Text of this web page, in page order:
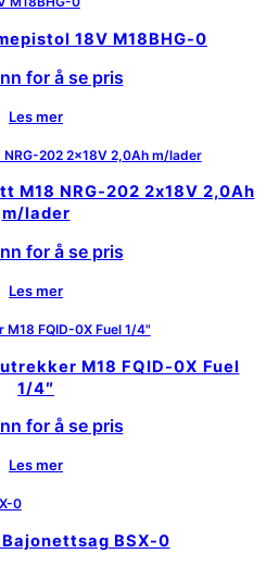
18V M18BHG-0
for å se pris
Les mer
M18 NRG-202 2x18V 2,0Ah
m/lader
for å se pris
Les mer
M18 FQID-0X Fuel
1/4″
for å se pris
Les mer
BSX-0